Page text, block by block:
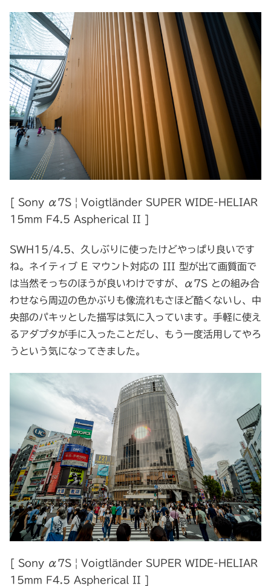
[ Sony α7S | Voigtländer SUPER WIDE-HELIAR
15mm F4.5 Aspherical II ]
SWH15/4.5、久しぶりに使ったけどやっぱり良いです
ね。ネイティブ E マウント対応の III 型が出て画質面で
は当然そっちのほうが良いわけですが、α7S との組み合
わせなら周辺の色かぶりも像流れもさほど酷くないし、中
央部のパキッとした描写は気に入っています。手軽に使え
るアダプタが手に入ったことだし、もう一度活用してやろ
うという気になってきました。
[ Sony α7S | Voigtländer SUPER WIDE-HELIAR
15mm F4.5 Aspherical II ]